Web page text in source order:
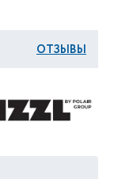
ОТЗЫВЫ